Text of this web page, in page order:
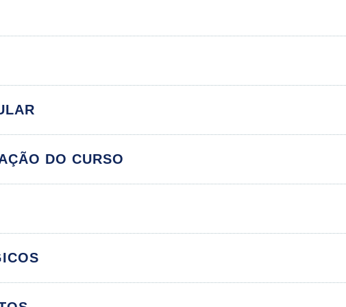
e Educação: Descobrindo os Caminhos da
Aprendizagem
da Razão e da Emoção
DO CURSO